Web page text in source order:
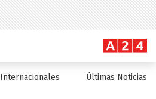
Internacionales Últimas Noticias